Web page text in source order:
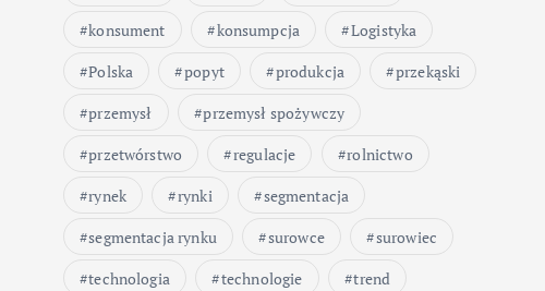
konsument
konsumpcja
Logistyka
Polska
popyt produkcja
przekąski
przemysł
przemysł spożywczy
przetwórstwo
regulacje
rolnictwo
rynek
rynki
segmentacja
segmentacja rynku
surowce
surowiec
technologia
technologie
trend